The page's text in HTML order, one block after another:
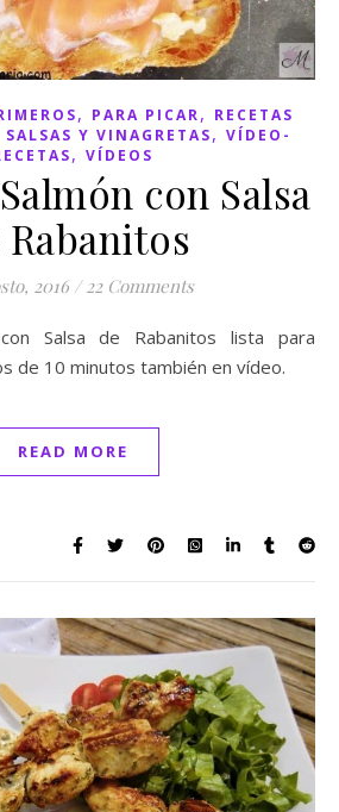
, PARA PICAR, RECETAS
SALSAS Y VINAGRETAS, VÍDEO-
, VÍDEOS
con Salsa
Rabanitos
2016 / 22 Comments
de 10 minutos también en vídeo.
READ MORE